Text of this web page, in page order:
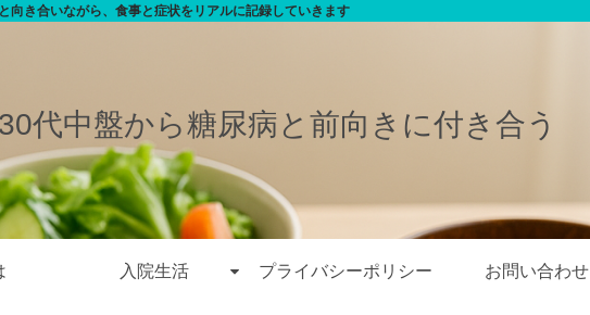
向き合いながら、食事と症状をリアルに記録していきます
代中盤から糖尿病と前向きに付き合う
入院生活 プライバシーポリシー お問い合わせ